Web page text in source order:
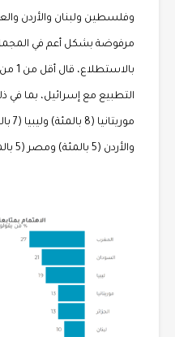
وفلسطين ولبنان والأردن
والأردن (5 بالمئة) ومصر (5 بالمئة).